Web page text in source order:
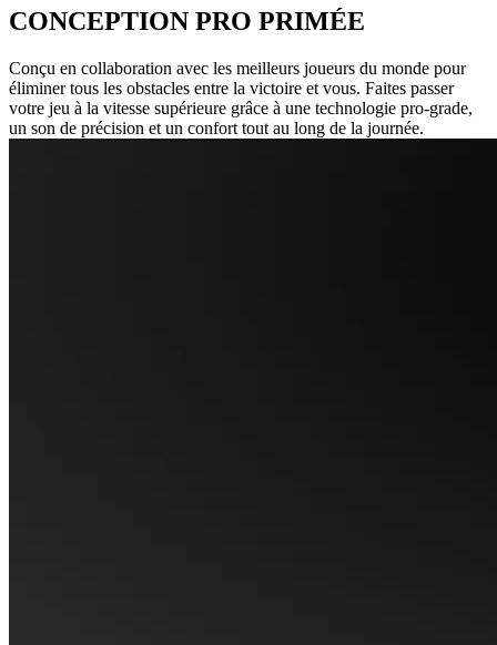
CONCEPTION PRO PRIMÉE
Conçu en collaboration avec les meilleurs joueurs du monde pour
éliminer tous les obstacles entre la victoire et vous. Faites passer
votre jeu à la vitesse supérieure grâce à une technologie pro-grade,
un son de précision et un confort tout au long de la journée.